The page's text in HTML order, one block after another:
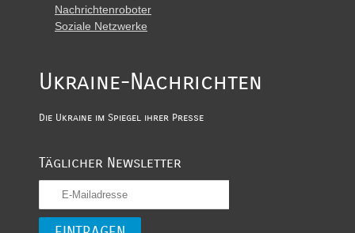
Nachrichtenroboter
Soziale Netzwerke
Ukraine-Nachrichten
Die Ukraine im Spiegel ihrer Presse
Täglicher Newsletter